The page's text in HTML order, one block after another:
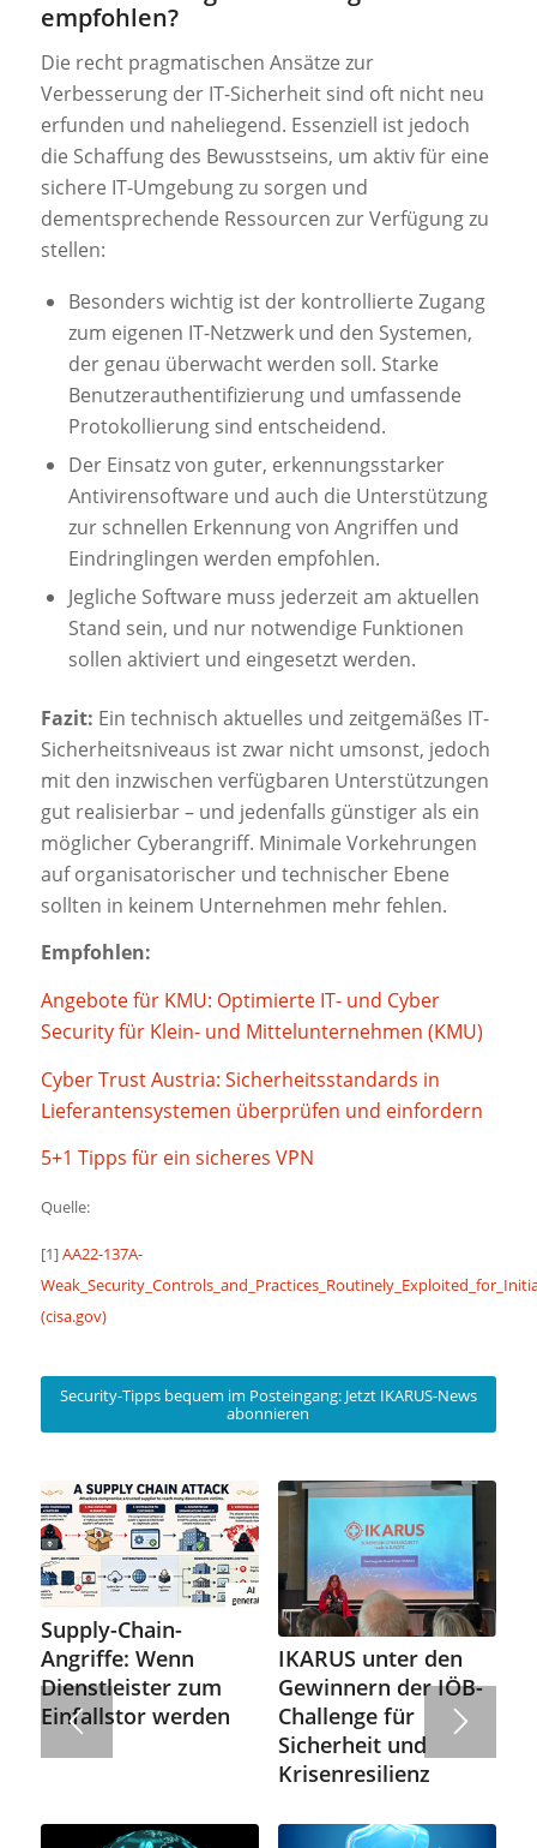
empfohlen?
Die recht pragmatischen Ansätze zur
Verbesserung der IT-Sicherheit sind oft nicht neu
erfunden und naheliegend. Essenziell ist jedoch
die Schaffung des Bewusstseins, um aktiv für eine
sichere IT-Umgebung zu sorgen und
dementsprechende Ressourcen zur Verfügung zu
stellen:
Besonders wichtig ist der kontrollierte Zugang
zum eigenen IT-Netzwerk und den Systemen,
der genau überwacht werden soll. Starke
Benutzerauthentifizierung und umfassende
Protokollierung sind entscheidend.
Der Einsatz von guter, erkennungsstarker
Antivirensoftware und auch die Unterstützung
zur schnellen Erkennung von Angriffen und
Eindringlingen werden empfohlen.
Jegliche Software muss jederzeit am aktuellen
Stand sein, und nur notwendige Funktionen
sollen aktiviert und eingesetzt werden.
Fazit: Ein technisch aktuelles und zeitgemäßes IT-
Sicherheitsniveaus ist zwar nicht umsonst, jedoch
mit den inzwischen verfügbaren Unterstützungen
gut realisierbar – und jedenfalls günstiger als ein
möglicher Cyberangriff. Minimale Vorkehrungen
auf organisatorischer und technischer Ebene
sollten in keinem Unternehmen mehr fehlen.
Empfohlen:
Angebote für KMU: Optimierte IT- und Cyber
Security für Klein- und Mittelunternehmen (KMU)
Cyber Trust Austria: Sicherheitsstandards in
Lieferantensystemen überprüfen und einfordern
5+1 Tipps für ein sicheres VPN
Quelle:
[1]AA22-137A-
(cisa.gov)
Security-Tipps bequem im Posteingang: Jetzt IKARUS-News
abonnieren
Supply-Chain-
Angriffe: Wenn
Dienstleister zum
Einfallstor werden
IKARUS unter den
Gewinnern der IÖB-
Challenge für
Sicherheit und
Krisenresilienz